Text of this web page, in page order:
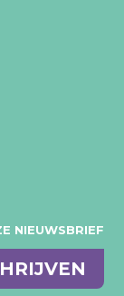
NIEUWSBRIEF